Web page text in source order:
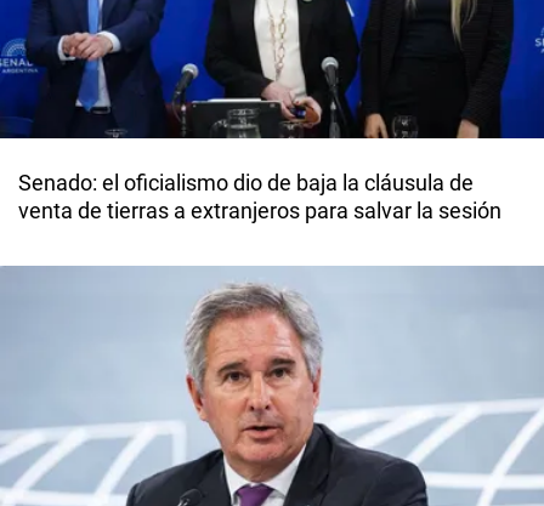
Senado: el oficialismo dio de baja la cláusula de
venta de tierras a extranjeros para salvar la sesión